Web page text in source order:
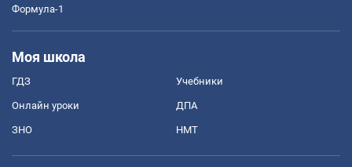
Формула-1
Моя школа
ГДЗ Учебники
Онлайн уроки ДПА
ЗНО НМТ